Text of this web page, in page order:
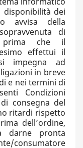
dei
avvisa della
di
che il
effettui il
si impegna ad
in breve
e nei termini di
Condizioni
consegna del
ritardi rispetto
dell’ordine,
darne pronta
consumatore